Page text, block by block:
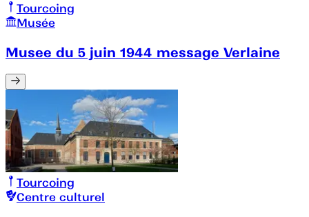
Tourcoing
Musée
Musee du 5 juin 1944 message Verlaine
Tourcoing
Centre culturel